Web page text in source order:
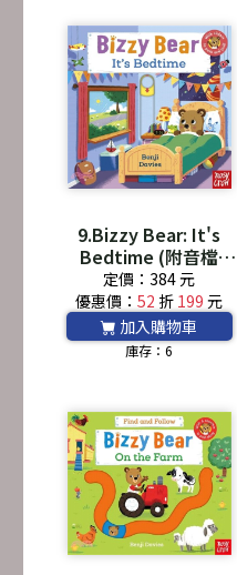
9.Bizzy Bear: It's
Bedtime (附音檔
QRcode)
定價：384 元
優惠價：52 折 199 元
加入購物車
庫存：6